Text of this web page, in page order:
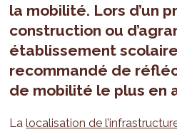
la mobilité. Lors d’un
construction ou
établissement
recommandé de
de mobilité le plus en
Lalocalisation de